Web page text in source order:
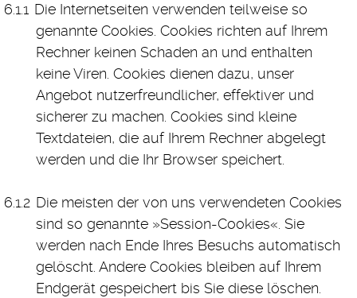
Die Internetseiten verwenden teilweise so
genannte Cookies. Cookies richten auf Ihrem
Rechner keinen Schaden an und enthalten
keine Viren. Cookies dienen dazu, unser
Angebot nutzerfreundlicher, effektiver und
sicherer zu machen. Cookies sind kleine
Textdateien, die auf Ihrem Rechner abgelegt
werden und die Ihr Browser speichert.
Die meisten der von uns verwendeten Cookies
sind so genannte »Session-Cookies«. Sie
werden nach Ende Ihres Besuchs automatisch
gelöscht. Andere Cookies bleiben auf Ihrem
Endgerät gespeichert bis Sie diese löschen.